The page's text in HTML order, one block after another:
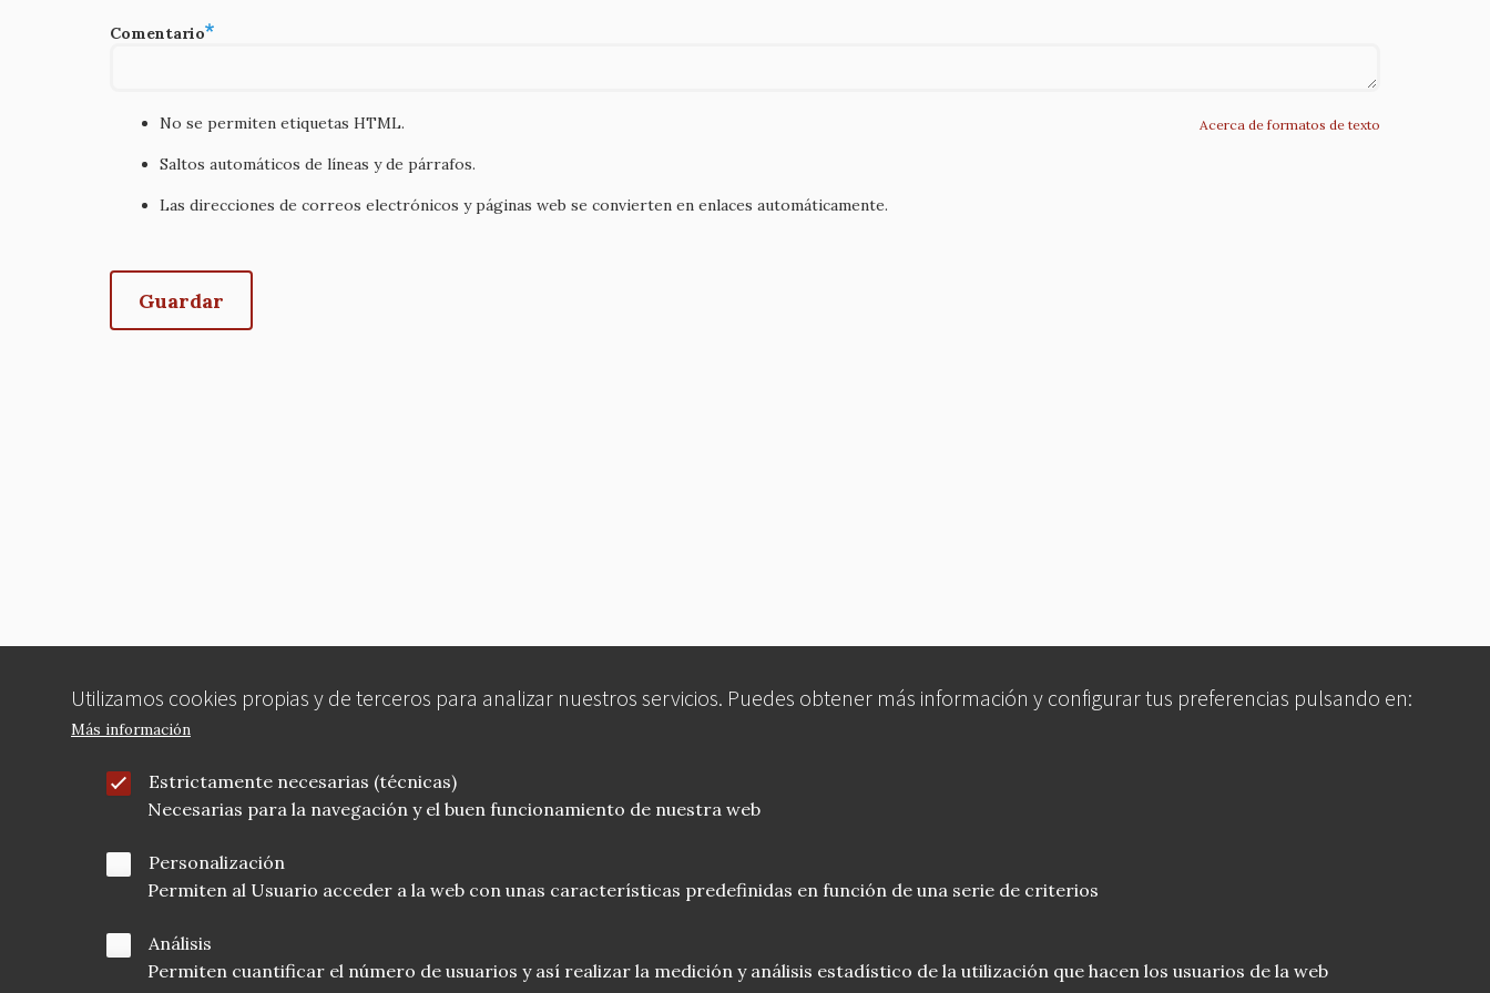
Utilizamos cookies propias y de terceros para analizar nuestros servicios. Puedes obtener más información y configurar tus preferencias pulsando en:
Más información
Estrictamente necesarias (técnicas)
Necesarias para la navegación y el buen funcionamiento de nuestra web
Personalización
Permiten al Usuario acceder a la web con unas características predefinidas en función de una serie de criterios
Análisis
Permiten cuantificar el número de usuarios y así realizar la medición y análisis estadístico de la utilización que hacen los usuarios de la web
Comentario
Acerca de formatos de texto
No se permiten etiquetas HTML.
Saltos automáticos de líneas y de párrafos.
Las direcciones de correos electrónicos y páginas web se convierten en enlaces automáticamente.